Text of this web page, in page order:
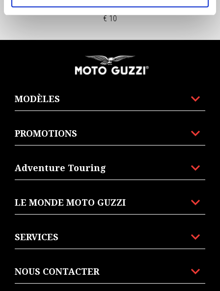
€ 10
MODÈLES
PROMOTIONS
Adventure Touring
LE MONDE MOTO GUZZI
SERVICES
NOUS CONTACTER